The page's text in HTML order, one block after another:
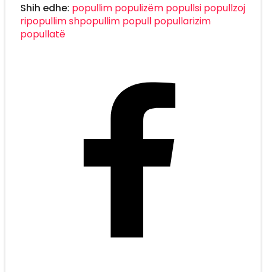
Shih edhe: popullim populizëm popullsi popullzoj
ripopullimshpopullim popull popullarizim
popullatë